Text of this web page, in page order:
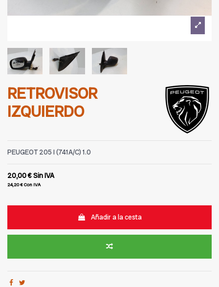
RETROVISOR
IZQUIERDO
PEUGEOT 205 I (741A/C) 1.0
20,00 €Sin IVA
24,20 €Con IVA
Añadir a la cesta